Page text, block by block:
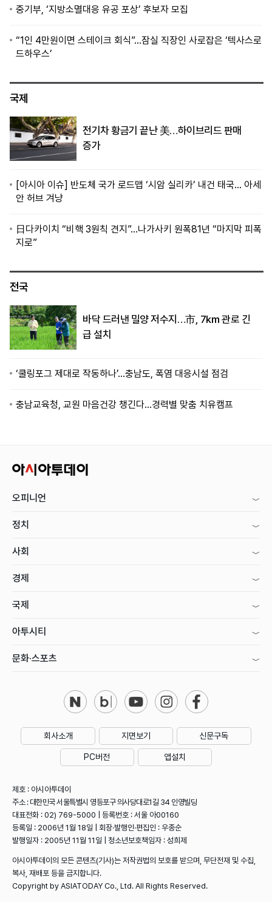
중기부, ‘지방소멸대응 유공 포상’ 후보자 모집
“1인 4만원이면 스테이크 회식”…잠실 직장인 사로잡은 ‘텍사스로
드하우스’
국제
전기차 황금기 끝난 美…하이브리드 판매
증가
[아시아 이슈] 반도체 국가 로드맵 ‘시암 실리카’ 내건 태국… 아세
안 허브 겨냥
日다카이치 “비핵 3원칙 견지”…나가사키 원폭81년 “마지막 피폭
지로”
전국
바닥 드러낸 밀양 저수지…市, 7㎞ 관로 긴
급 설치
‘쿨링포그 제대로 작동하나’…충남도, 폭염 대응시설 점검
충남교육청, 교원 마음건강 챙긴다…경력별 맞춤 치유캠프
오피니언
정치
사회
경제
국제
아투시티
문화·스포츠
회사소개 지면보기 신문구독
PC버전 앱설치
제호 : 아시아투데이
주소 : 대한민국 서울특별시 영등포구 의사당대로1길 34 인영빌딩
대표전화 : 02) 769-5000 | 등록번호 : 서울 아00160
등록일 : 2006년 1월 18일 | 회장·발행인·편집인 : 우종순
발행일자 : 2005년 11월 11일 | 청소년보호책임자 : 성희제
아시아투데이의 모든 콘텐츠(기사)는 저작권법의 보호를 받으며, 무단전재 및 수집,
복사, 재배포 등을 금지합니다.
Copyright by ASIATODAY Co., Ltd. All Rights Reserved.